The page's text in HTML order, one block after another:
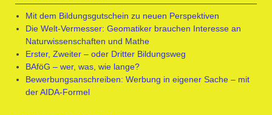
Mit dem Bildungsgutschein zu neuen Perspektiven
Die Welt-Vermesser: Geomatiker brauchen Interesse an
Naturwissenschaften und Mathe
Erster, Zweiter – oder Dritter Bildungsweg
BAföG – wer, was, wie lange?
Bewerbungsanschreiben: Werbung in eigener Sache – mit
der AIDA-Formel